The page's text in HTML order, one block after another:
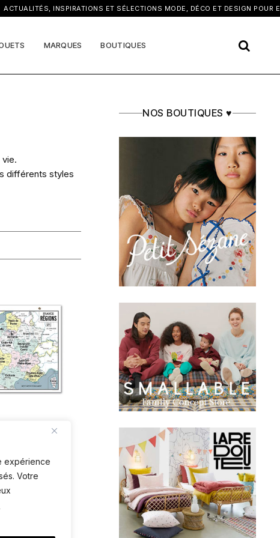
expérience
Votre
INSPIRATIONS ET SÉLECTIONS MODE, DÉCO ET DESIGN POUR ×
MARQUES BOUTIQUES
différents styles
Région
NOS BOUTIQUES ♥